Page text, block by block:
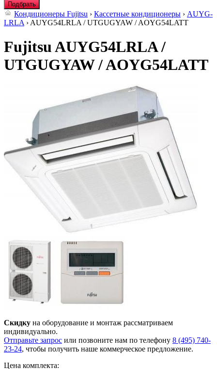
Подбрать
Кондиционеры Fujitsu › Кассетные кондиционеры › AUYG-
LRLA › AUYG54LRLA / UTGUGYAW / AOYG54LATT
Fujitsu AUYG54LRLA /
UTGUGYAW / AOYG54LATT
Скидку на оборудование и монтаж рассматриваем
индивидуально.
Отправьте запрос или позвоните нам по телефону 8 (495) 740-
23-24, чтобы получить наше коммерческое предложение.
Цена комплекта: